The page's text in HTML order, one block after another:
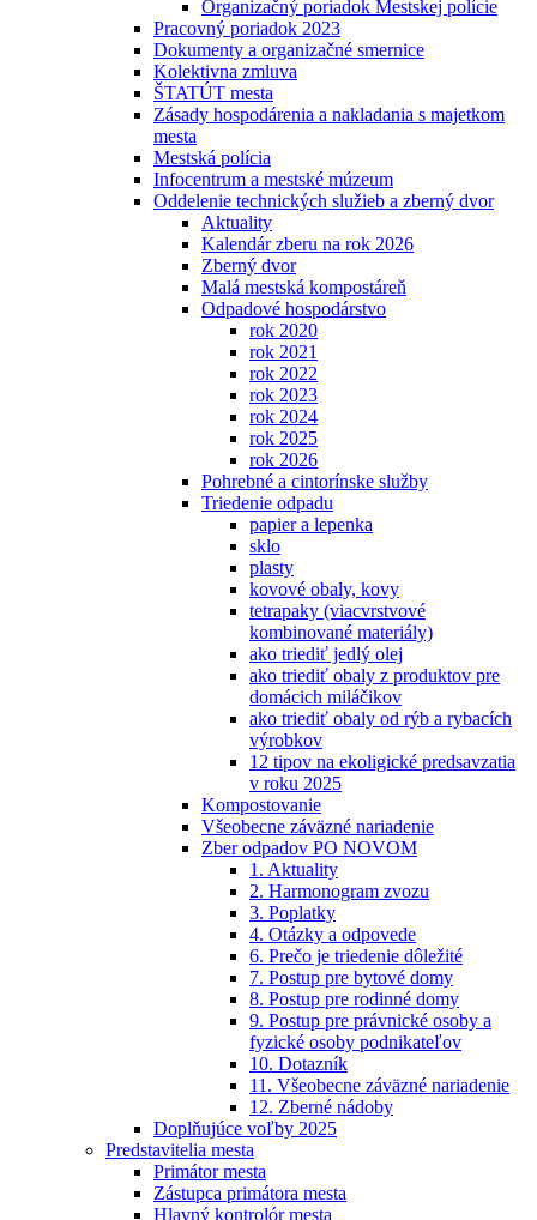
Organizačný poriadok Mestskej polície
Pracovný poriadok 2023
Dokumenty a organizačné smernice
Kolektivna zmluva
ŠTATÚT mesta
Zásady hospodárenia a nakladania s majetkom
mesta
Mestská polícia
Infocentrum a mestské múzeum
Oddelenie technických služieb a zberný dvor
Aktuality
Kalendár zberu na rok 2026
Zberný dvor
Malá mestská kompostáreň
Odpadové hospodárstvo
rok 2020
rok 2021
rok 2022
rok 2023
rok 2024
rok 2025
rok 2026
Pohrebné a cintorínske služby
Triedenie odpadu
papier a lepenka
sklo
plasty
kovové obaly, kovy
tetrapaky (viacvrstvové
kombinované materiály)
ako triediť jedlý olej
ako triediť obaly z produktov pre
domácich miláčikov
ako triediť obaly od rýb a rybacích
výrobkov
12 tipov na ekoligické predsavzatia
v roku 2025
Kompostovanie
Všeobecne záväzné nariadenie
Zber odpadov PO NOVOM
1. Aktuality
2. Harmonogram zvozu
3. Poplatky
4. Otázky a odpovede
6. Prečo je triedenie dôležité
7. Postup pre bytové domy
8. Postup pre rodinné domy
9. Postup pre právnické osoby a
fyzické osoby podnikateľov
10. Dotazník
11. Všeobecne záväzné nariadenie
12. Zberné nádoby
Doplňujúce voľby 2025
Predstavitelia mesta
Primátor mesta
Zástupca primátora mesta
Hlavný kontrolór mesta